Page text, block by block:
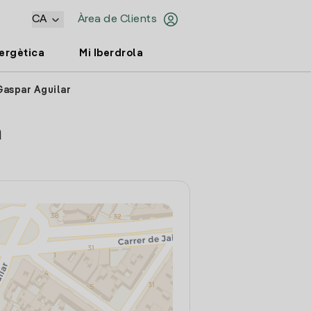
Àrea de Clients
CA
Mi Iberdrola
Aguilar